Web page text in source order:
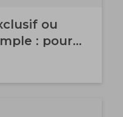
ou
: pour
?